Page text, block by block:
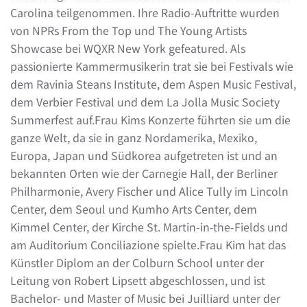
Carolina teilgenommen. Ihre Radio-Auftritte wurden
von NPRs From the Top und The Young Artists
Showcase bei WQXR New York gefeatured. Als
passionierte Kammermusikerin trat sie bei Festivals wie
dem Ravinia Steans Institute, dem Aspen Music Festival,
dem Verbier Festival und dem La Jolla Music Society
Summerfest auf.Frau Kims Konzerte führten sie um die
ganze Welt, da sie in ganz Nordamerika, Mexiko,
Europa, Japan und Südkorea aufgetreten ist und an
bekannten Orten wie der Carnegie Hall, der Berliner
Philharmonie, Avery Fischer und Alice Tully im Lincoln
Center, dem Seoul und Kumho Arts Center, dem
Kimmel Center, der Kirche St. Martin-in-the-Fields und
am Auditorium Conciliazione spielte.Frau Kim hat das
Künstler Diplom an der Colburn School unter der
Leitung von Robert Lipsett abgeschlossen, und ist
Bachelor- und Master of Music bei Juilliard unter der